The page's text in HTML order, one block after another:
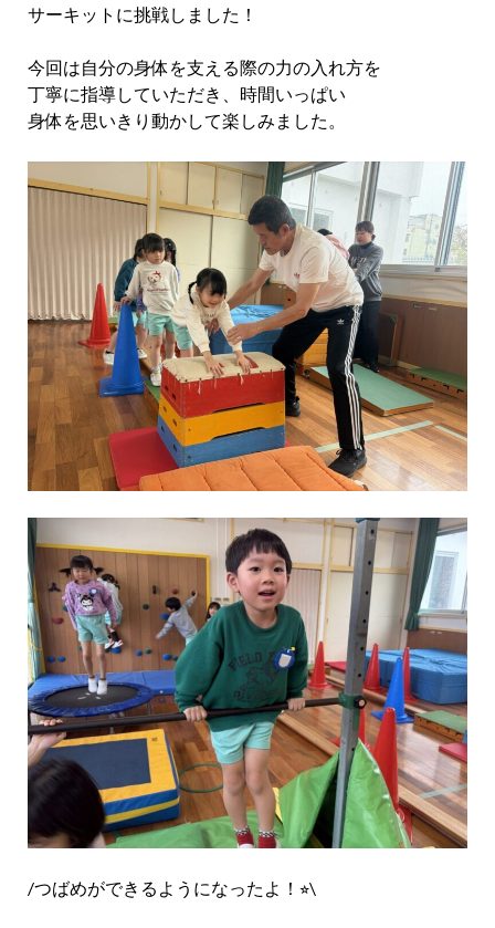
サーキットに挑戦しました！
今回は自分の身体を支える際の力の入れ方を
丁寧に指導していただき、時間いっぱい
身体を思いきり動かして楽しみました。
/つばめができるようになったよ！⭐︎\